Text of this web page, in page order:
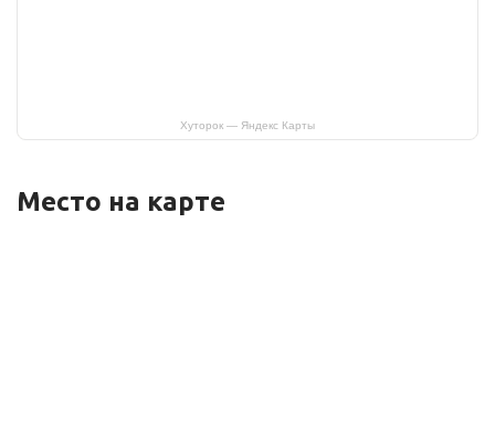
Хуторок — Яндекс Карты
Место на карте